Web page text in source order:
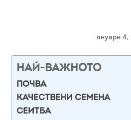
януари 4,
НАЙ-ВАЖНОТО
ПОЧВА
КАЧЕСТВЕНИ СЕМЕНА
СЕИТБА